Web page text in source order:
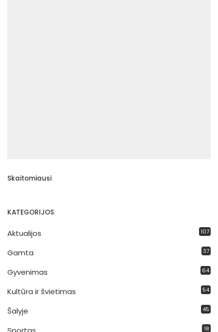
Skaitomiausi
KATEGORIJOS
Aktualijos 107
Gamta 37
Gyvenimas 64
Kultūra ir švietimas 54
Šalyje 45
18